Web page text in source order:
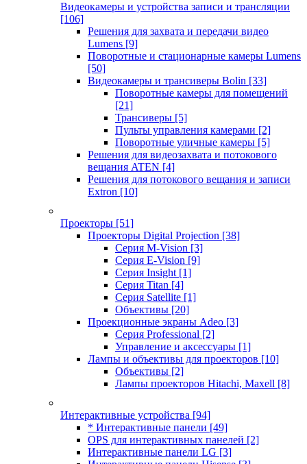
Видеокамеры и устройства записи и трансляции
[106]
Решения для захвата и передачи видео
Lumens [9]
Поворотные и стационарные камеры Lumens
[50]
Видеокамеры и трансиверы Bolin [33]
Поворотные камеры для помещений
[21]
Трансиверы [5]
Пульты управления камерами [2]
Поворотные уличные камеры [5]
Решения для видеозахвата и потокового
вещания ATEN [4]
Решения для потокового вещания и записи
Extron [10]
Проекторы [51]
Проекторы Digital Projection [38]
Серия M-Vision [3]
Серия E-Vision [9]
Серия Insight [1]
Серия Titan [4]
Серия Satellite [1]
Объективы [20]
Проекционные экраны Adeo [3]
Серия Professional [2]
Управление и аксессуары [1]
Лампы и объективы для проекторов [10]
Объективы [2]
Лампы проекторов Hitachi, Maxell [8]
Интерактивные устройства [94]
* Интерактивные панели [49]
OPS для интерактивных панелей [2]
Интерактивные панели LG [3]